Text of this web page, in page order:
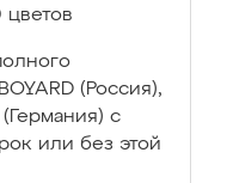
(Россия),
с
или без этой